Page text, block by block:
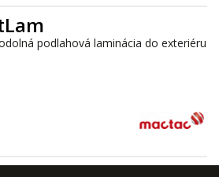
podlahová laminácia do exteriéru